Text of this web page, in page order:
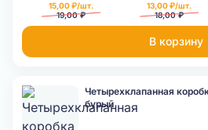
15,00 ₽/шт.
19,00 ₽
13,00 ₽/шт.
18,00 ₽
В корзину
Четырехклапанная
бурый